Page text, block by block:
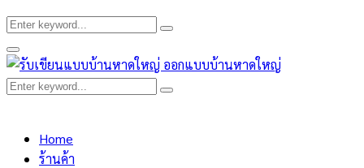
Search
for:
Search
Primary
Menu
Search
Search
Home
ร้านค้า